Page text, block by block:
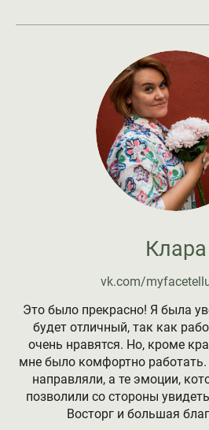
Клара
vk.com/
Это было прекрасно! Я была
будет отличный, так как
очень нравятся. Но, кроме
мне было комфортно
направляли, а те эмоции,
позволили со стороны
Восторг и большая